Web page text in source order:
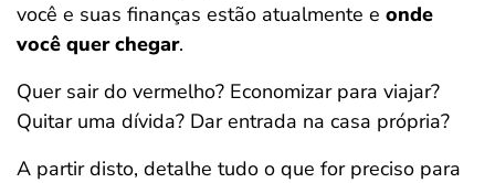
você e suas finanças estão atualmente e onde
você quer chegar.
Quer sair do vermelho? Economizar para viajar?
Quitar uma dívida? Dar entrada na casa própria?
A partir disto, detalhe tudo o que for preciso para